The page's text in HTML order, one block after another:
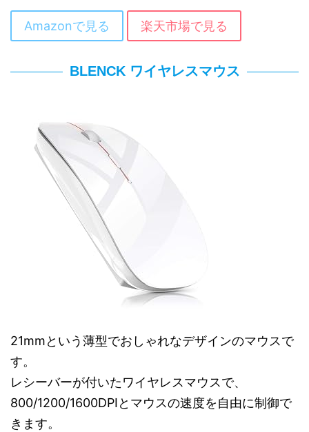
Amazonで見る 楽天市場で見る
BLENCK ワイヤレスマウス
21mmという薄型でおしゃれなデザインのマウスで
す。
レシーバーが付いたワイヤレスマウスで、
800/1200/1600DPIとマウスの速度を自由に制御で
きます。